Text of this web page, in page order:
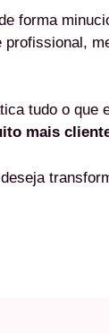
forma
tudo o que
mais